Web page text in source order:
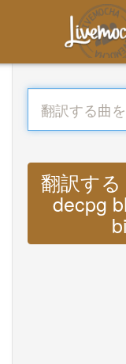
翻訳す
decpg